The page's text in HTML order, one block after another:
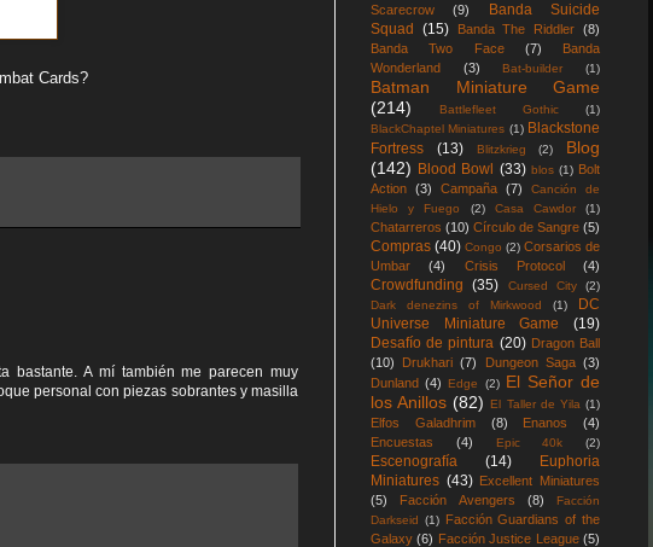
Cards?
bastante. A mí también me parecen muy
personal con piezas sobrantes y masilla
Scarecrow
(9)
Banda Suicide
Squad
(15) Banda The Riddler (8)
Banda Two Face
(7)
Banda
Wonderland
(3) Bat-builder (1)
Batman Miniature Game
(214)
Battlefleet Gothic
(1)
BlackChaptel Miniatures (1) Blackstone
Fortress
(13) Blitzkrieg (2)
Blog
(142) Blood Bowl (33) blos (1) Bolt
Action (3) Campaña (7)
Canción de
Hielo y Fuego
(2) Casa Cawdor (1)
Chatarreros (10) Círculo de Sangre (5)
Compras (40) Congo (2) Corsarios de
Umbar
(4) Crisis Protocol (4)
Crowdfunding (35) Cursed City
(2)
Dark denezins of Mirkwood
(1)
DC
Universe Miniature Game
(19)
Desafío de pintura (20) Dragon Ball
(10)
Drukhari (7) Dungeon Saga (3)
Dunland (4) Edge (2) El Señor de
los Anillos (82) El Taller de Yila (1)
Elfos Galadhrim (8) Enanos
(4)
Encuestas
(4) Epic 40k (2)
Escenografía (14)
Euphoria
Miniatures (43) Excellent Miniatures
(5)
Facción Avengers (8)
Facción
Darkseid (1) Facción Guardians of the
Galaxy (6) Facción Justice League (5)